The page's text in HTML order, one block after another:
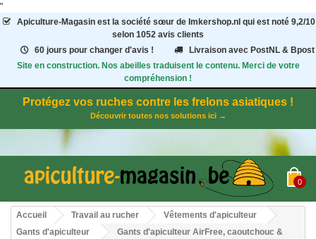
"
Apiculture-Magasinest la société sœur de Imkershop.nl qui est noté 9,2/10
selon 1052 avis clients
60 jours pour changer d'avis !
Livraison avec PostNL & Bpost
Site en construction. Nos abeilles traduisent le contenu. Merci de votre
compréhension !
Protégez vos ruches contre les frelons asiatiques !
Découvrir toutes nos solutions ici →
0
Accueil Travail au rucher
Vêtements d'apiculteur
Gants d'apiculteur
Gants d'apiculteur AirFree, caoutchouc &